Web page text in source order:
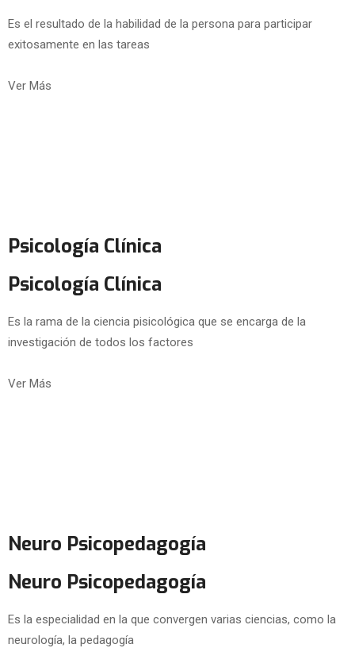
Es el resultado de la habilidad de la persona para participar
exitosamente en las tareas
Ver Más
Psicología Clínica
Psicología Clínica
Es la rama de la ciencia pisicológica que se encarga de la
investigación de todos los factores
Ver Más
Neuro Psicopedagogía
Neuro Psicopedagogía
Es la especialidad en la que convergen varias ciencias, como la
neurología, la pedagogía